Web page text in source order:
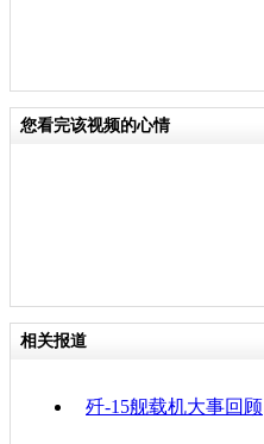
您看完该视频的心情
相关报道
歼-15舰载机大事回顾